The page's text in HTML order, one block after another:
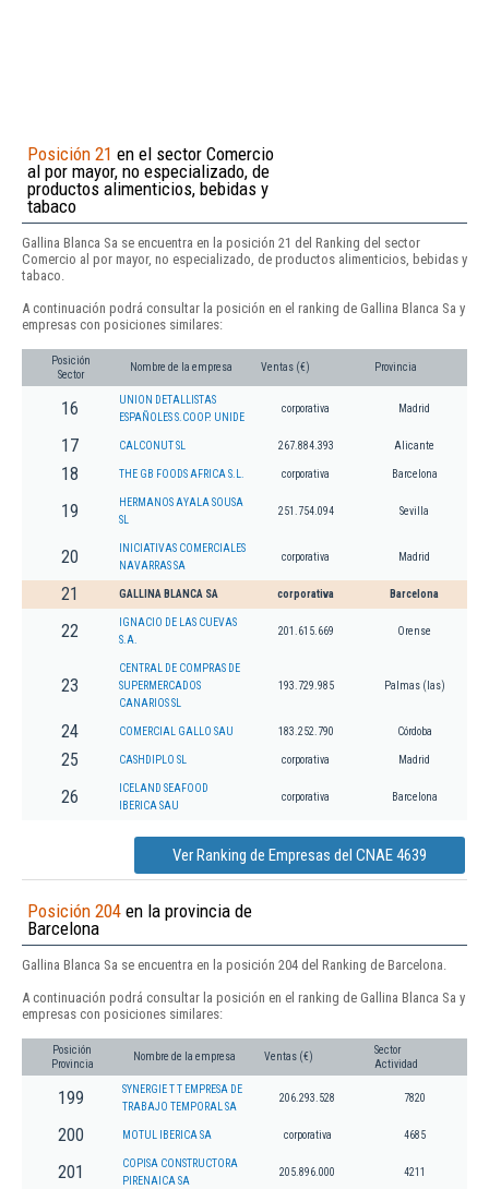
Posición 21 en el sector Comercio
al por mayor, no especializado, de
productos alimenticios, bebidas y
tabaco
Gallina Blanca Sa se encuentra en la posición 21 del Ranking del sector
Comercio al por mayor, no especializado, de productos alimenticios, bebidas y
tabaco.
A continuación podrá consultar la posición en el ranking de Gallina Blanca Sa y
empresas con posiciones similares:
Posición
Sector
Nombre de la empresa Ventas (€) Provincia
16
UNION DETALLISTAS
ESPAÑOLES S.COOP. UNIDE
corporativa Madrid
17 CALCONUT SL 267.884.393 Alicante
18 THE GB FOODS AFRICA S.L. corporativa Barcelona
19
HERMANOS AYALA SOUSA
SL
251.754.094 Sevilla
20
INICIATIVAS COMERCIALES
NAVARRAS SA
corporativa Madrid
21 GALLINA BLANCA SA corporativa Barcelona
22
IGNACIO DE LAS CUEVAS
S.A.
201.615.669 Orense
23
CENTRAL DE COMPRAS DE
SUPERMERCADOS
CANARIOS SL
193.729.985 Palmas (las)
24 COMERCIAL GALLO SAU 183.252.790 Córdoba
25 CASHDIPLO SL corporativa Madrid
26
ICELAND SEAFOOD
IBERICA SAU
corporativa Barcelona
Ver Ranking de Empresas del CNAE 4639
Posición 204 en la provincia de
Barcelona
Gallina Blanca Sa se encuentra en la posición 204 del Ranking de Barcelona.
A continuación podrá consultar la posición en el ranking de Gallina Blanca Sa y
empresas con posiciones similares:
Posición
Provincia
Nombre de la empresa Ventas (€)
Sector
Actividad
199
SYNERGIE T T EMPRESA DE
TRABAJO TEMPORAL SA
206.293.528 7820
200 MOTUL IBERICA SA corporativa 4685
201
COPISA CONSTRUCTORA
PIRENAICA SA
205.896.000 4211